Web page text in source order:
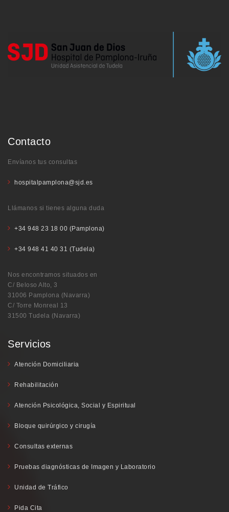
Contacto
Envíanos tus consultas
hospitalpamplona@sjd.es
Llámanos si tienes alguna duda
+34 948 23 18 00 (Pamplona)
+34 948 41 40 31 (Tudela)
Nos encontramos situados en
C/ Beloso Alto, 3
31006 Pamplona (Navarra)
C/ Torre Monreal 13
31500 Tudela (Navarra)
Servicios
Atención Domiciliaria
Rehabilitación
Atención Psicológica, Social y Espiritual
Bloque quirúrgico y cirugía
Consultas externas
Pruebas diagnósticas de Imagen y Laboratorio
Unidad de Tráfico
Pida Cita